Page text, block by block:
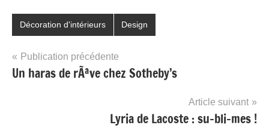
Décoration d'intérieurs Design
Navigation
de
Publication précédente
Un haras de rÃªve chez Sotheby’s
Article suivant
Lyria de Lacoste : su-bli-mes !